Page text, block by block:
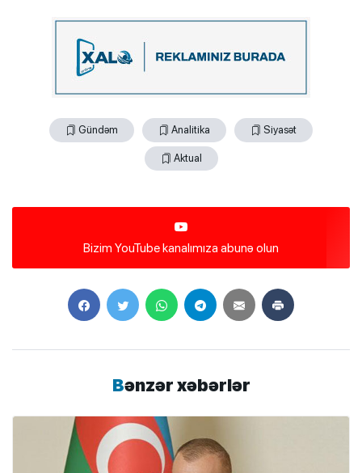
Gündəm Analitika Siyasət
Aktual
Bizim YouTube kanalımıza abunə olun
Bənzər xəbərlər